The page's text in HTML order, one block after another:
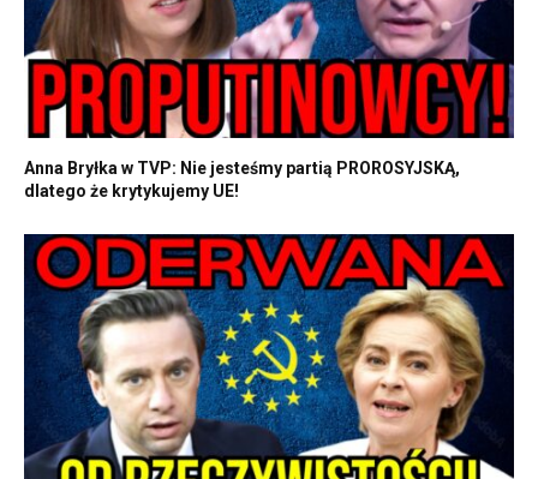
Anna Bryłka w TVP: Nie jesteśmy partią PROROSYJSKĄ,
dlatego że krytykujemy UE!